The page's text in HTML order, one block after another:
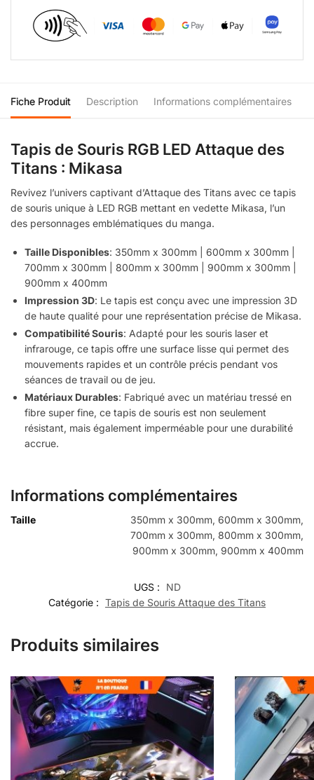
Fiche Produit Description Informations complémentaires
Tapis de Souris RGB LED Attaque des
Titans : Mikasa
Revivez l’univers captivant d’Attaque des Titans avec ce tapis
de souris unique à LED RGB mettant en vedette Mikasa, l’un
des personnages emblématiques du manga.
Taille Disponibles: 350mm x 300mm | 600mm x 300mm |
700mm x 300mm | 800mm x 300mm | 900mm x 300mm |
900mm x 400mm
Impression 3D: Le tapis est conçu avec une impression 3D
de haute qualité pour une représentation précise de Mikasa.
Compatibilité Souris: Adapté pour les souris laser et
infrarouge, ce tapis offre une surface lisse qui permet des
mouvements rapides et un contrôle précis pendant vos
séances de travail ou de jeu.
Matériaux Durables: Fabriqué avec un matériau tressé en
fibre super fine, ce tapis de souris est non seulement
résistant, mais également imperméable pour une durabilité
accrue.
Informations complémentaires
Taille
350mm x 300mm, 600mm x 300mm,
700mm x 300mm, 800mm x 300mm,
900mm x 300mm, 900mm x 400mm
UGS :
ND
Catégorie : Tapis de Souris Attaque des Titans
Produits similaires